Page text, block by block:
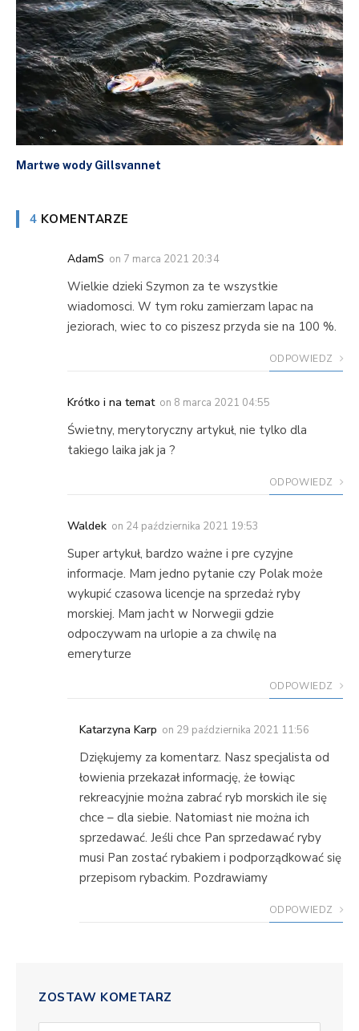
Martwe wody Gillsvannet
4 KOMENTARZE
AdamS on 7 marca 2021 20:34
Wielkie dzieki Szymon za te wszystkie
wiadomosci. W tym roku zamierzam lapac na
jeziorach, wiec to co piszesz przyda sie na 100 %.
ODPOWIEDZ
Krótko i na temat on 8 marca 2021 04:55
Świetny, merytoryczny artykuł, nie tylko dla
takiego laika jak ja ?
ODPOWIEDZ
Waldek on 24 października 2021 19:53
Super artykuł, bardzo ważne i pre cyzyjne
informacje. Mam jedno pytanie czy Polak może
wykupić czasowa licencje na sprzedaż ryby
morskiej. Mam jacht w Norwegii gdzie
odpoczywam na urlopie a za chwilę na
emeryturze
ODPOWIEDZ
Katarzyna Karp on 29 października 2021 11:56
Dziękujemy za komentarz. Nasz specjalista od
łowienia przekazał informację, że łowiąc
rekreacyjnie można zabrać ryb morskich ile się
chce – dla siebie. Natomiast nie można ich
sprzedawać. Jeśli chce Pan sprzedawać ryby
musi Pan zostać rybakiem i podporządkować się
przepisom rybackim. Pozdrawiamy
ODPOWIEDZ
ZOSTAW KOMETARZ